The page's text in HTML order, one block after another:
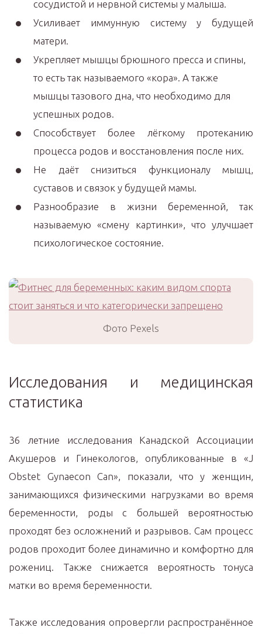
сосудистой и нервной системы у малыша.
Усиливает иммунную систему у будущей
матери.
Укрепляет мышцы брюшного пресса и спины,
то есть так называемого «кора». А также
мышцы тазового дна, что необходимо для
успешных родов.
Способствует более лёгкому протеканию
процесса родов и восстановления после них.
Не даёт снизиться функционалу мышц,
суставов и связок у будущей мамы.
Разнообразие в жизни беременной, так
называемую «смену картинки», что улучшает
психологическое состояние.
Фото Pexels
Исследования и медицинская
статистика
36 летние исследования Канадской Ассоциации
Акушеров и Гинекологов, опубликованные в «J
Obstet Gynaecon Can», показали, что у женщин,
занимающихся физическими нагрузками во время
беременности, роды с большей вероятностью
проходят без осложнений и разрывов. Сам процесс
родов проходит более динамично и комфортно для
рожениц. Также снижается вероятность тонуса
матки во время беременности.
Также исследования опровергли распространённое